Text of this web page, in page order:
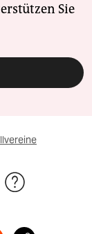
Sie